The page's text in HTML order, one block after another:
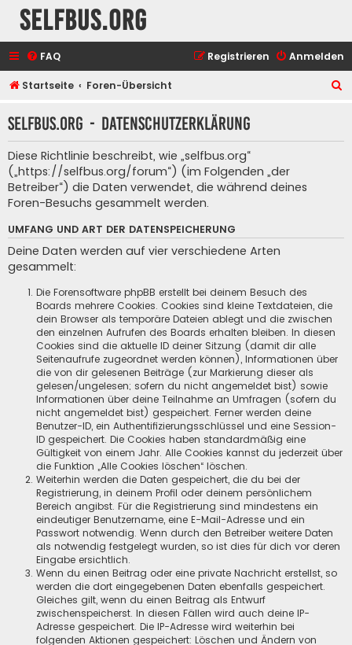
selfbus.org
FAQ Anmelden
Registrieren
Startseite Foren-Übersicht
h
selfbus.org - Datenschutzerklärung
Diese Richtlinie beschreibt, wie „selfbus.org“
(„https://selfbus.org/forum“) (im Folgenden „der
Betreiber“) die Daten verwendet, die während deines
Foren-Besuchs gesammelt werden.
UMFANG UND ART DER DATENSPEICHERUNG
Deine Daten werden auf vier verschiedene Arten
gesammelt:
Die Forensoftware phpBB erstellt bei deinem Besuch des
Boards mehrere Cookies. Cookies sind kleine Textdateien, die
dein Browser als temporäre Dateien ablegt und die zwischen
den einzelnen Aufrufen des Boards erhalten bleiben. In diesen
Cookies sind die aktuelle ID deiner Sitzung (damit dir alle
Seitenaufrufe zugeordnet werden können), Informationen über
die von dir gelesenen Beiträge (zur Markierung dieser als
gelesen/ungelesen; sofern du nicht angemeldet bist) sowie
Informationen über deine Teilnahme an Umfragen (sofern du
nicht angemeldet bist) gespeichert. Ferner werden deine
Benutzer-ID, ein Authentifizierungsschlüssel und eine Session-
ID gespeichert. Die Cookies haben standardmäßig eine
Gültigkeit von einem Jahr. Alle Cookies kannst du jederzeit über
die Funktion „Alle Cookies löschen“ löschen.
Weiterhin werden die Daten gespeichert, die du bei der
Registrierung, in deinem Profil oder deinem persönlichem
Bereich angibst. Für die Registrierung sind mindestens ein
eindeutiger Benutzername, eine E-Mail-Adresse und ein
Passwort notwendig. Wenn durch den Betreiber weitere Daten
als notwendig festgelegt wurden, so ist dies für dich vor deren
Eingabe ersichtlich.
Wenn du einen Beitrag oder eine private Nachricht erstellst, so
werden die dort eingegebenen Daten ebenfalls gespeichert.
Gleiches gilt, wenn du einen Beitrag als Entwurf
zwischenspeicherst. In diesen Fällen wird auch deine IP-
Adresse gespeichert. Die IP-Adresse wird weiterhin bei
folgenden Aktionen gespeichert: Löschen und Ändern von